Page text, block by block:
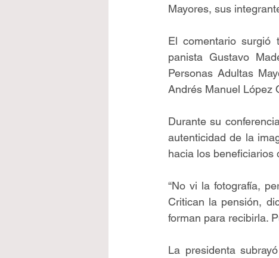
Mayores, sus
El comentario surgió
panista Gustavo
Personas Adultas
Andrés Manuel López
Durante su
autenticidad de la
hacia los beneficiarios
“No vi la fotografía,
Critican la pensión,
forman para recibirla.
La presidenta